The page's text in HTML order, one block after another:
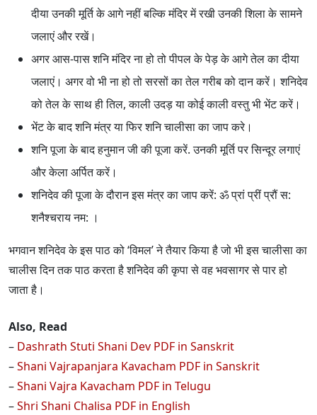
दीया उनकी मूर्ति के आगे नहीं बल्कि मंदिर में रखी उनकी शिला के सामने
जलाएं और रखें।
अगर आस-पास शनि मंदिर ना हो तो पीपल के पेड़ के आगे तेल का दीया
जलाएं। अगर वो भी ना हो तो सरसों का तेल गरीब को दान करें। शनिदेव
को तेल के साथ ही तिल, काली उदड़ या कोई काली वस्तु भी भेंट करें।
भेंट के बाद शनि मंत्र या फिर शनि चालीसा का जाप करे।
शनि पूजा के बाद हनुमान जी की पूजा करें. उनकी मूर्ति पर सिन्दूर लगाएं
और केला अर्पित करें।
शनिदेव की पूजा के दौरान इस मंत्र का जाप करें: ॐ प्रां प्रीं प्रौं स:
शनैश्चराय नम: ।
भगवान शनिदेव के इस पाठ को ‘विमल’ ने तैयार किया है जो भी इस चालीसा का
चालीस दिन तक पाठ करता है शनिदेव की कृपा से वह भवसागर से पार हो
जाता है।
Also, Read
– Dashrath Stuti Shani Dev PDF in Sanskrit
–Shani Vajrapanjara Kavacham PDF in Sanskrit
–Shani Vajra Kavacham PDF in Telugu
–Shri Shani Chalisa PDF in English